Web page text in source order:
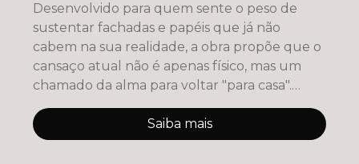
Desenvolvido para quem sente o peso de
sustentar fachadas e papéis que já não
cabem na sua realidade, a obra propõe que o
cansaço atual não é apenas físico, mas um
chamado da alma para voltar "para casa".
Atravé
Saiba mais